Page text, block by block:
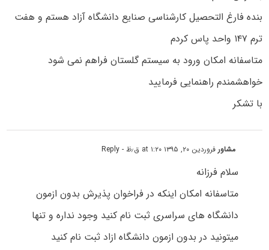
بنده فارغ التحصیل کارشناسی صنایع دانشگاه آزاد هستم و هفت
ترم ۱۴۷ واحد پاس کردم
متاسفانه امکان ورود به سیستم گلستان فراهم نمی شود
خواهشمندم راهنمایی فرمایید
با تشکر
مشاورفروردین ۲۰, ۱۳۹۵ at ۱:۲۰ ق٫ظ - Reply
سلام فرزانه
متاسفانه امکان اینکه در فراخوان پذیرش بدون ازمون
دانشگاه های سراسری ثبت نام کنید وجود نداره و تنها
میتونید در بدون ازمون دانشگاه ازاد ثبت نام کنید